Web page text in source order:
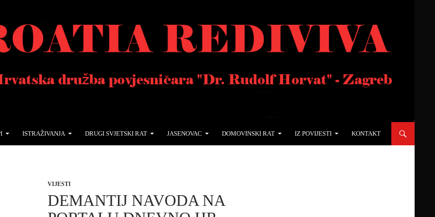
ISTRAŽIVANJA DRUGI SVJETSKI RAT JASENOVAC DOMOVINSKI RAT IZ POVIJESTI KONTAKT
VIJESTI
DEMANTIJ NAVODA NA